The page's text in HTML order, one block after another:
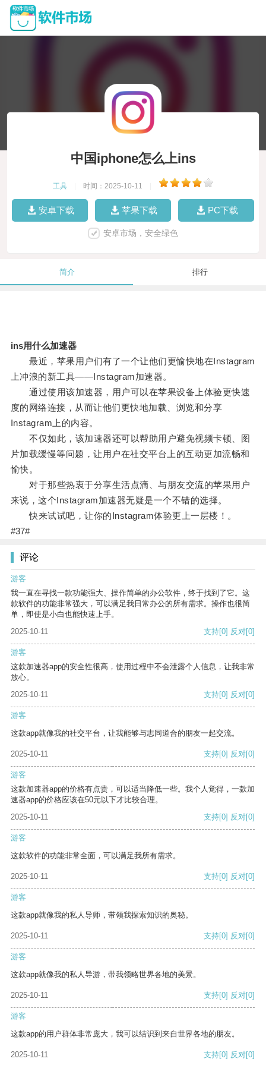
中国iphone怎么上ins
工具 时间：2025-10-11
安卓下载 苹果下载 PC下载
安卓市场，安全绿色
简介 排行
ins用什么加速器
最近，苹果用户们有了一个让他们更愉快地在Instagram
上冲浪的新工具——Instagram加速器。
通过使用该加速器，用户可以在苹果设备上体验更快速
度的网络连接，从而让他们更快地加载、浏览和分享
Instagram上的内容。
不仅如此，该加速器还可以帮助用户避免视频卡顿、图
片加载缓慢等问题，让用户在社交平台上的互动更加流畅和
愉快。
对于那些热衷于分享生活点滴、与朋友交流的苹果用户
来说，这个Instagram加速器无疑是一个不错的选择。
快来试试吧，让你的Instagram体验更上一层楼！。
#37#
评论
游客
我一直在寻找一款功能强大、操作简单的办公软件，终于找到了它。这
款软件的功能非常强大，可以满足我日常办公的所有需求。操作也很简
单，即使是小白也能快速上手。
2025-10-11
支持[0] 反对[0]
游客
这款加速器app的安全性很高，使用过程中不会泄露个人信息，让我非常
放心。
2025-10-11
支持[0] 反对[0]
游客
这款app就像我的社交平台，让我能够与志同道合的朋友一起交流。
2025-10-11 支持[0] 反对[0]
游客
这款加速器app的价格有点贵，可以适当降低一些。我个人觉得，一款加
速器app的价格应该在50元以下才比较合理。
2025-10-11
支持[0] 反对[0]
游客
这款软件的功能非常全面，可以满足我所有需求。
2025-10-11 支持[0] 反对[0]
游客
这款app就像我的私人导师，带领我探索知识的奥秘。
2025-10-11 支持[0] 反对[0]
游客
这款app就像我的私人导游，带我领略世界各地的美景。
2025-10-11 支持[0] 反对[0]
游客
这款app的用户群体非常庞大，我可以结识到来自世界各地的朋友。
2025-10-11 支持[0] 反对[0]